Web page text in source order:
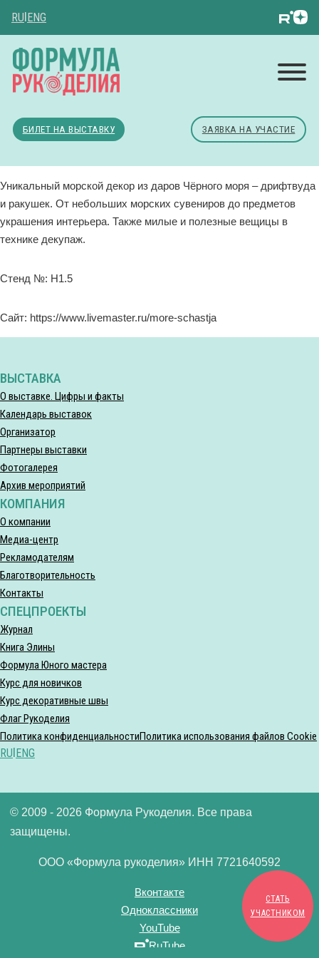
RU|ENG
БИЛЕТ НА ВЫСТАВКУ ЗАЯВКА НА УЧАСТИЕ
Уникальный морской декор из даров Чёрного моря – дрифтвуда
и ракушек. От небольших морских сувениров до предметов
украшения интерьера. Также милые и полезные вещицы в
технике декупаж.
Стенд №: H1.5
Сайт: https://www.livemaster.ru/more-schastja
ВЫСТАВКА
О выставке. Цифры и факты
Календарь выставок
Организатор
Партнеры выставки
Фотогалерея
Архив мероприятий
КОМПАНИЯ
О компании
Медиа-центр
Рекламодателям
Благотворительность
Контакты
СПЕЦПРОЕКТЫ
Журнал
Книга Элины
Формула Юного мастера
Курс для новичков
Курс декоративные швы
Флаг Рукоделия
СТАТЬ
УЧАСТНИКОМ
Политика конфиденциальностиПолитика использования файлов Cookie
RU ENG
© 2009 - 2026 Формула Рукоделия. Все права
защищены.
ООО «Формула рукоделия» ИНН 7721640592
Вконтакте
Одноклассники
YouTube
RuTube